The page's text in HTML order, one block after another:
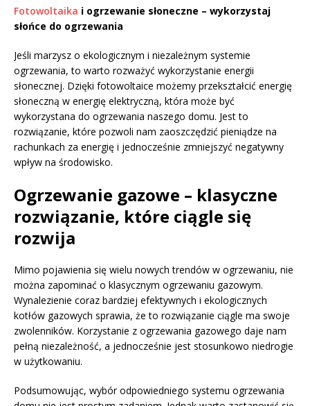
Fotowoltaika i ogrzewanie słoneczne – wykorzystaj
słońce do ogrzewania
Jeśli marzysz o ekologicznym i niezależnym systemie
ogrzewania, to warto rozważyć wykorzystanie energii
słonecznej. Dzięki fotowoltaice możemy przekształcić energię
słoneczną w energię elektryczną, która może być
wykorzystana do ogrzewania naszego domu. Jest to
rozwiązanie, które pozwoli nam zaoszczędzić pieniądze na
rachunkach za energię i jednocześnie zmniejszyć negatywny
wpływ na środowisko.
Ogrzewanie gazowe – klasyczne
rozwiązanie, które ciągle się
rozwija
Mimo pojawienia się wielu nowych trendów w ogrzewaniu, nie
można zapominać o klasycznym ogrzewaniu gazowym.
Wynalezienie coraz bardziej efektywnych i ekologicznych
kotłów gazowych sprawia, że to rozwiązanie ciągle ma swoje
zwolenników. Korzystanie z ogrzewania gazowego daje nam
pełną niezależność, a jednocześnie jest stosunkowo niedrogie
w użytkowaniu.
Podsumowując, wybór odpowiedniego systemu ogrzewania